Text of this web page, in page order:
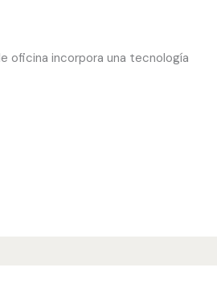
oficina incorpora una tecnología